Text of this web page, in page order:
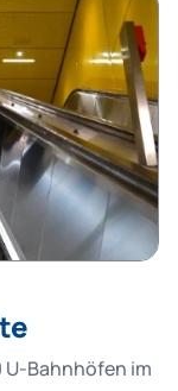
U-Bahnhöfen im